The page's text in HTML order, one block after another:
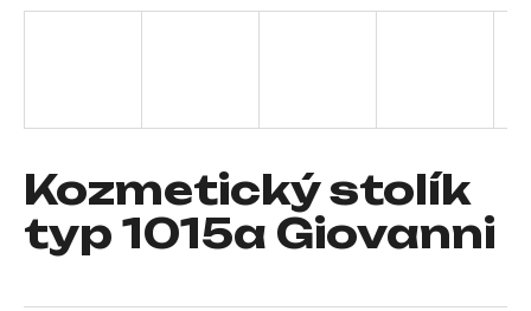
Kozmetický stolík
typ 1015a Giovanni
ť